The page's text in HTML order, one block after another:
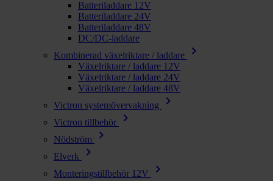
Batteriladdare 12V
Batteriladdare 24V
Batteriladdare 48V
DC/DC-laddare
Kombinerad växelriktare / laddare
chevron_right
Växelriktare / laddare 12V
Växelriktare / laddare 24V
Växelriktare / laddare 48V
Victron systemövervakning
chevron_right
Victron tillbehör chevron_right
Nödström chevron_right
Elverk chevron_right
Monteringstillbehör 12V chevron_right